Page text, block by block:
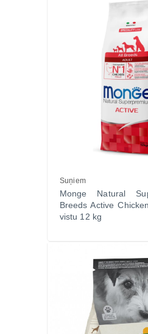
Suņiem
Monge Natural
Breeds Active
vistu 12 kg